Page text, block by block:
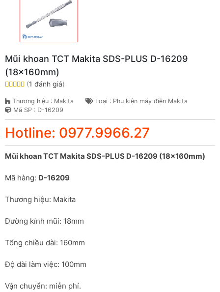
Mũi khoan TCT Makita SDS-PLUS D-16209
(18x160mm)
(1 đánh giá)
Thương hiệu : Makita
Loại : Phụ kiện máy điện Makita
Mã SP : D-16209
Hotline: 0977.9966.27
Mũi khoan TCT Makita SDS-PLUS D-16209 (18x160mm)
Mã hàng: D-16209
Thương hiệu: Makita
Đường kính mũi: 18mm
Tổng chiều dài: 160mm
Độ dài làm việc: 100mm
Vận chuyển: miễn phí.